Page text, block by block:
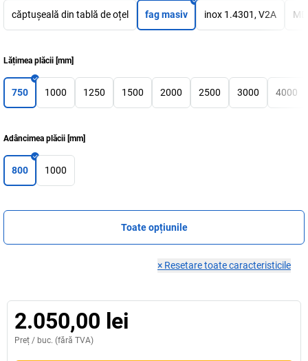
căptușeală din tablă de oțel fag masiv inox 1.4301, V2A
Lățimea plăcii [mm]
750 1000 1250 1500 2000 2500 3000 4000
Adâncimea plăcii [mm]
800 1000
Toate opțiunile
× Resetare toate caracteristicile
2.050,00 lei
Preț / buc. (fără TVA)